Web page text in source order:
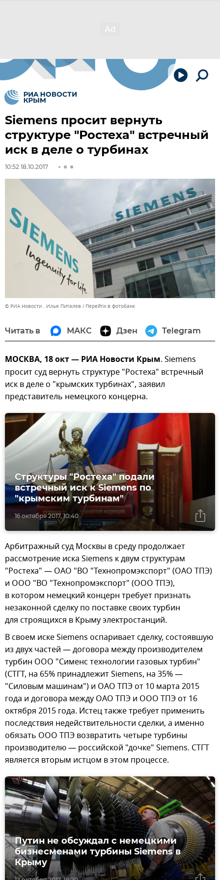
Siemens просит вернуть
структуре "Ростеха" встречный
иск в деле о турбинах
10:52 18.10.2017
© РИА Новости . Илья Питалев Перейти в фотобанк
Читать в МАКС Дзен Telegram
МОСКВА, 18 окт — РИА Новости Крым. Siemens
просит суд вернуть структуре "Ростеха" встречный
иск в деле о "крымских турбинах", заявил
представитель немецкого концерна.
16 октября 2017, 10:40
Структуры "Ростеха" подали
встречный иск к Siemens по
"крымским турбинам"
Арбитражный суд Москвы в среду продолжает
рассмотрение иска Siemens к двум структурам
"Ростеха" — ОАО "ВО "Технопромэкспорт" (ОАО ТПЭ)
и ООО "ВО "Технопромэкспорт" (ООО ТПЭ),
в котором немецкий концерн требует признать
незаконной сделку по поставке своих турбин
для строящихся в Крыму электростанций.
В своем иске Siemens оспаривает сделку, состоявшую
из двух частей — договора между производителем
турбин ООО "Сименс технологии газовых турбин"
(СТГТ, на 65% принадлежит Siemens, на 35% —
"Силовым машинам") и ОАО ТПЭ от 10 марта 2015
года и договора между ОАО ТПЭ и ООО ТПЭ от 16
октября 2015 года. Истец также требует применить
последствия недействительности сделки, а именно
обязать ООО ТПЭ возвратить четыре турбины
производителю — российской "дочке" Siemens. СТГТ
является вторым истцом в этом процессе.
Путин не обсуждал с немецкими
бизнесменами турбины Siemens в
Крыму